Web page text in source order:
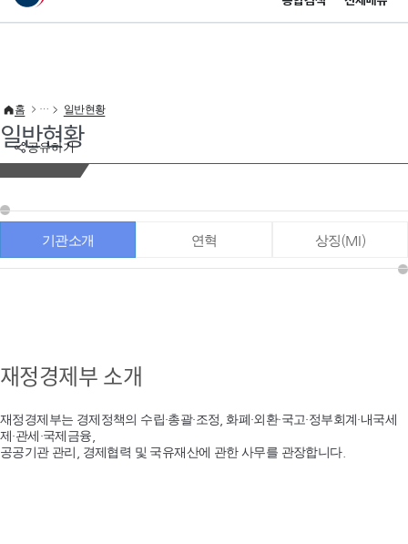
이 누리집은 대한민국 공식 전자정부 누리집입니다.
공유하기
홈 일반현황
일반현황
기관소개 연혁 상징(MI)
재정경제부 소개
재정경제부는 경제정책의 수립·총괄·조정, 화폐·외환·국고·정부회계·내국세
제·관세·국제금융,
공공기관 관리, 경제협력 및 국유재산에 관한 사무를 관장합니다.